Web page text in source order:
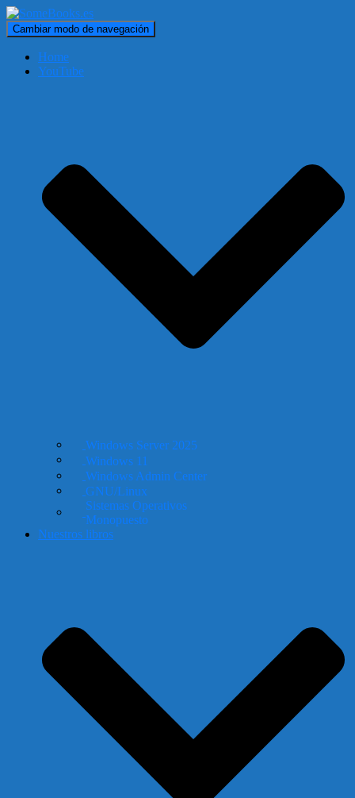
Cambiar modo de navegación
Home
YouTube
Windows Server 2025
Windows 11
Windows Admin Center
GNU/Linux
Sistemas Operativos
Monopuesto
Nuestros libros